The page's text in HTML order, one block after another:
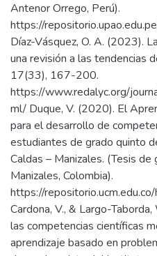
Antenor Orrego, Perú).
https://
Díaz-Vásquez, O. A. (2023).
una revisión a las tendencias
17(33), 167-200.
https://www.redalyc.org/
ml/ Duque, V. (2020). El
para el desarrollo de
estudiantes de grado quinto
Caldas – Manizales. (Tesis
Manizales, Colombia).
https://
Cardona, V., & Largo-
las competencias científicas
aprendizaje basado en